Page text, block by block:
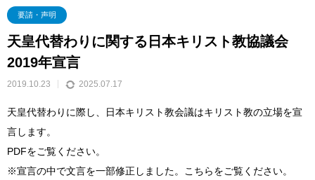
要請・声明
天皇代替わりに関する日本キリスト教協議会
2019年宣言
2019.10.23 2025.07.17
天皇代替わりに際し、日本キリスト教会議はキリスト教の立場を宣
言します。
PDFをご覧ください。
※宣言の中で文言を一部修正しました。こちらをご覧ください。